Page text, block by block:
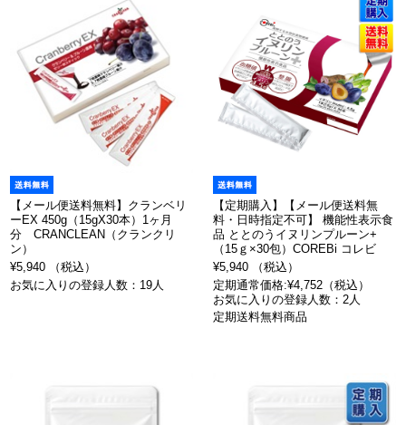
【メール便送料無料】クランベリ
ーEX 450g（15gX30本）1ヶ月
分 CRANCLEAN（クランクリ
ン）
¥5,940 （税込）
お気に入りの登録人数：19人
【定期購入】【メール便送料無
料・日時指定不可】 機能性表示食
品 ととのうイヌリンプルーン+
（15ｇ×30包）COREBi コレビ
¥5,940 （税込）
定期通常価格:¥4,752（税込）
お気に入りの登録人数：2人
定期送料無料商品